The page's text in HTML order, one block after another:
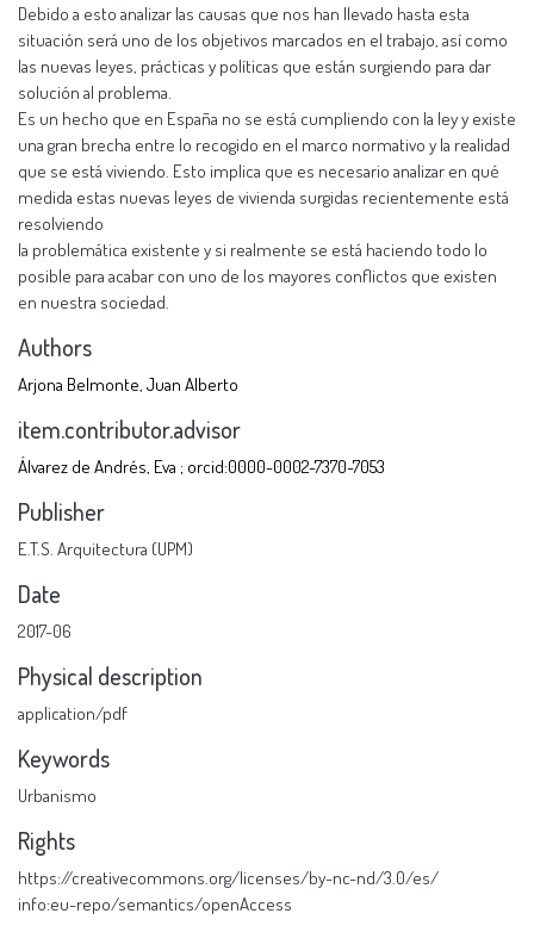
Debido a esto analizar las causas que nos han llevado hasta esta
situación será uno de los objetivos marcados en el trabajo, así como
las nuevas leyes, prácticas y políticas que están surgiendo para dar
solución al problema.
Es un hecho que en España no se está cumpliendo con la ley y existe
una gran brecha entre lo recogido en el marco normativo y la realidad
que se está viviendo. Esto implica que es necesario analizar en qué
medida estas nuevas leyes de vivienda surgidas recientemente está
resolviendo
la problemática existente y si realmente se está haciendo todo lo
posible para acabar con uno de los mayores conflictos que existen
en nuestra sociedad.
Authors
Arjona Belmonte, Juan Alberto
item.contributor.advisor
Álvarez de Andrés, Eva ; orcid:0000-0002-7370-7053
Publisher
E.T.S. Arquitectura (UPM)
Date
2017-06
Physical description
application/pdf
Keywords
Urbanismo
Rights
https://creativecommons.org/licenses/by-nc-nd/3.0/es/
info:eu-repo/semantics/openAccess